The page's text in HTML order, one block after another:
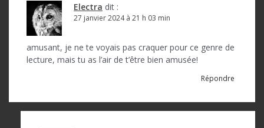
l
Electra dit :
27 janvier 2024 à 21 h 03 min
amusant, je ne te voyais pas craquer pour ce genre de
lecture, mais tu as l’air de t’être bien amusée!
Répondre